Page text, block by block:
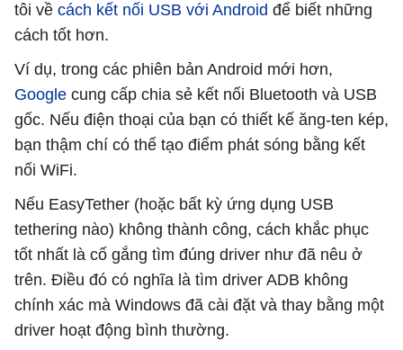
tôi về cách kết nối USB với Android để biết những
cách tốt hơn.
Ví dụ, trong các phiên bản Android mới hơn,
Google cung cấp chia sẻ kết nối Bluetooth và USB
gốc. Nếu điện thoại của bạn có thiết kế ăng-ten kép,
bạn thậm chí có thể tạo điểm phát sóng bằng kết
nối WiFi.
Nếu EasyTether (hoặc bất kỳ ứng dụng USB
tethering nào) không thành công, cách khắc phục
tốt nhất là cố gắng tìm đúng driver như đã nêu ở
trên. Điều đó có nghĩa là tìm driver ADB không
chính xác mà Windows đã cài đặt và thay bằng một
driver hoạt động bình thường.